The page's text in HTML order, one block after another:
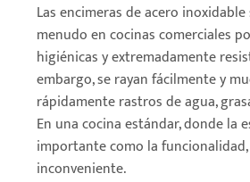
Las encimeras de acero
menudo en cocinas comerciales
higiénicas y extremadamente
embargo, se rayan fácilmente y
rápidamente rastros de agua,
En una cocina estándar, donde la
importante como la
inconveniente.